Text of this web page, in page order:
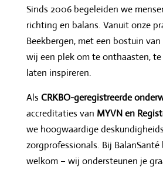
Sinds 2006 begeleiden we
richting en balans. Vanuit onze
Beekbergen, met een bostuin van
wij een plek om te onthaasten,
laten inspireren.
Als CRKBO-geregistreerde
accreditaties van MYVN en
we hoogwaardige
zorgprofessionals. Bij
welkom – wij ondersteunen je